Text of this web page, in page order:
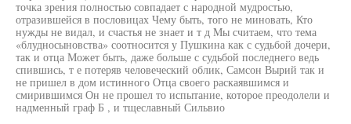
точка зрения полностью совпадает с народной мудростью,
отразившейся в пословицах Чему быть, того не миновать, Кто
нужды не видал, и счастья не знает и т д Мы считаем, что тема
«блудносыновства» соотносится у Пушкина как с судьбой дочери,
так и отца Может быть, даже больше с судьбой последнего ведь
спившись, т е потеряв человеческий облик, Самсон Вырий так и
не пришел в дом истинного Отца своего раскаявшимся и
смирившимся Он не прошел то испытание, которое преодолели и
надменный граф Б , и тщеславный Сильвио